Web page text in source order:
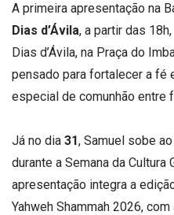
A primeira apresentação na
Dias d’Ávila, a partir das
Dias d’Ávila, na Praça do
pensado para fortalecer a fé
especial de comunhão entre
Já no dia 31, Samuel sobe
durante a Semana da Cultura
apresentação integra a
Yahweh Shammah 2026,